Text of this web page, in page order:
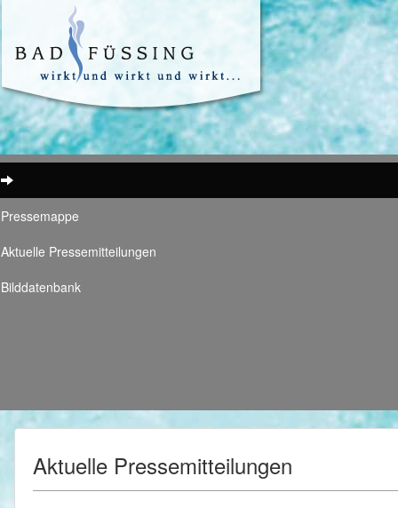
Pressemappe
Aktuelle Pressemitteilungen
Bilddatenbank
Aktuelle Pressemitteilungen